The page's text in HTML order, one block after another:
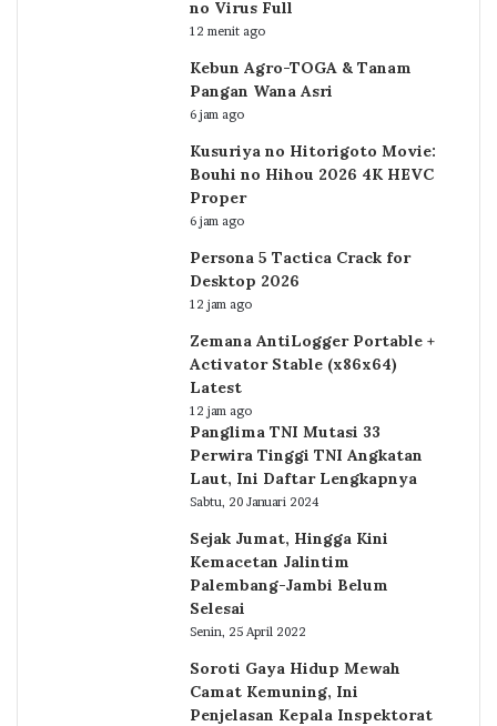
no Virus Full
12 menit ago
Kebun Agro-TOGA & Tanam
Pangan Wana Asri
6 jam ago
Kusuriya no Hitorigoto Movie:
Bouhi no Hihou 2026 4K HEVC
Proper
6 jam ago
Persona 5 Tactica Crack for
Desktop 2026
12 jam ago
Zemana AntiLogger Portable +
Activator Stable (x86x64)
Latest
12 jam ago
Panglima TNI Mutasi 33
Perwira Tinggi TNI Angkatan
Laut, Ini Daftar Lengkapnya
Sabtu, 20 Januari 2024
Sejak Jumat, Hingga Kini
Kemacetan Jalintim
Palembang-Jambi Belum
Selesai
Senin, 25 April 2022
Soroti Gaya Hidup Mewah
Camat Kemuning, Ini
Penjelasan Kepala Inspektorat